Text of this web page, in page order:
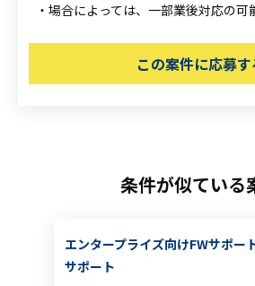
・場合によっては、一部業後対応の可
この案件に応募す
条件が似ている
エンタープライズ向けFWサポー
サポート